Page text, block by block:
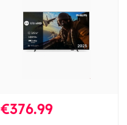
€376.99